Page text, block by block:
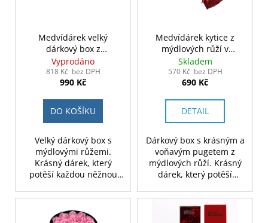
Medvídárek velký
dárkový box z
mýdlových růží červený
Vyprodáno
818 Kč bez DPH
990 Kč
DO KOŠÍKU
Velký dárkový box s
mýdlovými růžemi.
Krásný dárek, který
potěší každou něžnou
Medvídárek kytice z
mýdlových růží v
dárkovém boxu
Skladem
570 Kč bez DPH
690 Kč
DETAIL
Dárkový box s krásným a
voňavým pugetem z
mýdlových růží. Krásný
dárek, který potěší